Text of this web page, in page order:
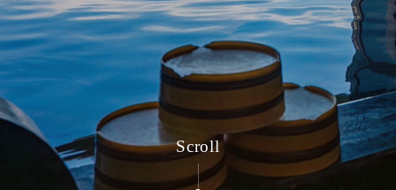
プライバシーポリシー オンラインショップ
Follow us
宿泊プラン一覧
Scroll
お電話でのご予約・お問い合わせ
Tel.0837-32-1234